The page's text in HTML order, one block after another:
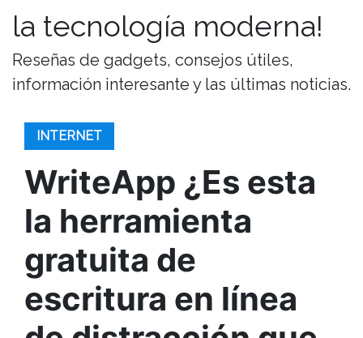
la tecnología moderna!
Reseñas de gadgets, consejos útiles,
información interesante y las últimas noticias.
INTERNET
WriteApp ¿Es esta
la herramienta
gratuita de
escritura en línea